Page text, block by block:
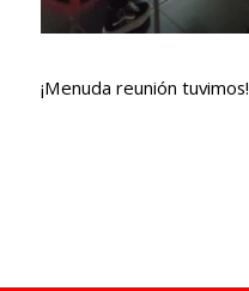
¡Menuda reunión tuvimos!